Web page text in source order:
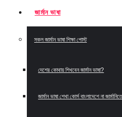
জার্মান ভাষা
সকল জার্মান ভাষা শিক্ষা পোস্ট
দেশের কোথায় শিখবেন জার্মান ভাষা?
জার্মান ভাষা শেখা কোর্স বাংলাদেশে না